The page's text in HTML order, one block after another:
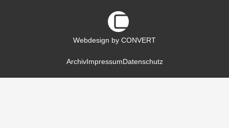
Webdesign by CONVERT
ArchivImpressum Datenschutz